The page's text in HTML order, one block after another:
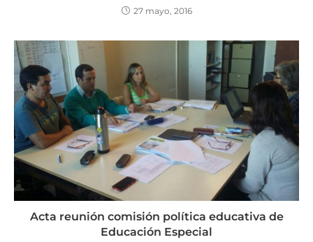
27 mayo, 2016
Acta reunión comisión política educativa de
Educación Especial